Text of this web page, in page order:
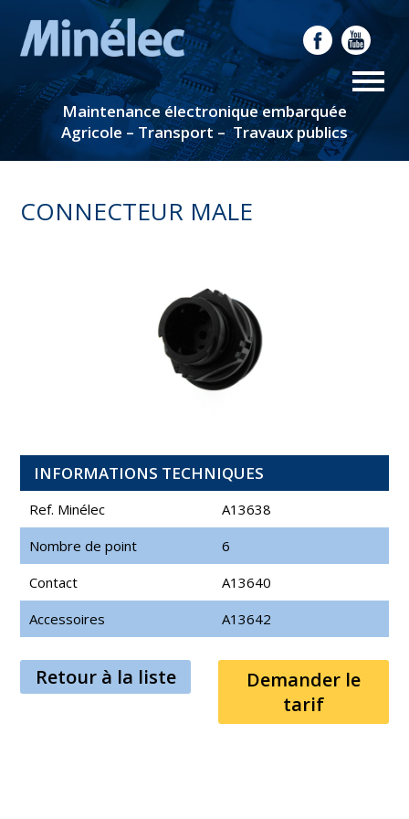
Maintenance électronique embarquée
Agricole – Transport – Travaux publics
CONNECTEUR MALE
INFORMATIONS TECHNIQUES
Ref. Minélec
A13638
Nombre de point
6
Contact
A13640
Accessoires
A13642
Retour à la liste
Demander le
tarif